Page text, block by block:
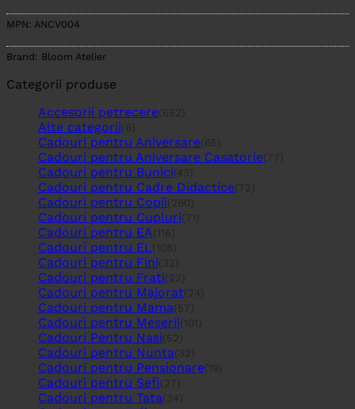
MPN: ANCV004
Brand: Bloom Atelier
Categorii produse
Accesorii petrecere
Alte categorii
Cadouri pentru Aniversare
Cadouri pentru Aniversare Casatorie
Cadouri pentru Bunici
Cadouri pentru Cadre Didactice
Cadouri pentru Copii
Cadouri pentru Cupluri
Cadouri pentru EA
Cadouri pentru EL
Cadouri pentru Fini
Cadouri pentru Frati
Cadouri pentru Majorat
Cadouri pentru Mama
Cadouri pentru Meserii
Cadouri Pentru Nasi
Cadouri pentru Nunta
Cadouri pentru Pensionare
Cadouri pentru Sefi
Cadouri pentru Tata